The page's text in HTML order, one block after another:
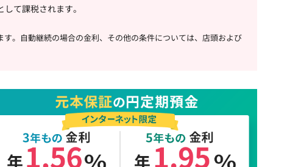
て課税されます。
。自動継続の場合の金利、その他の条件については、店頭および